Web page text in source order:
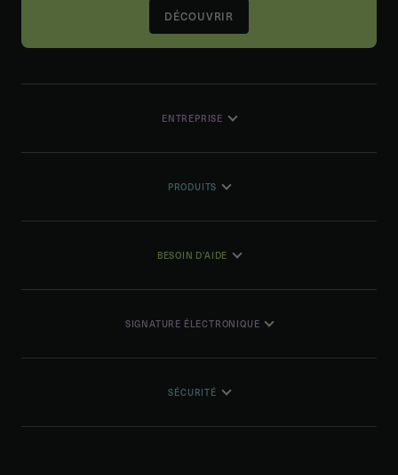
DÉCOUVRIR
ENTREPRISE
PRODUITS
BESOIN D'AIDE
SIGNATURE ÉLECTRONIQUE
SÉCURITÉ